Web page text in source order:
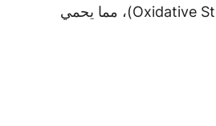
Peroxidase)، وهو أحد أقوى مضادات الأكسدة الداخلية في الجسم. يساعد هذا الإنزيم في تعديل الجذور الحرة وتقليل الإجهاد التأكسدي (Oxidative Stress)، مما يحمي